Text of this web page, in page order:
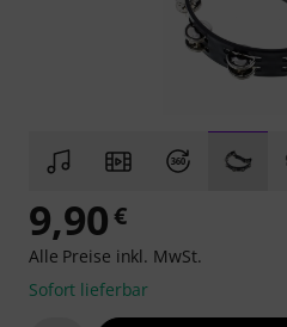
9,90€
Alle Preise inkl. MwSt.
Sofort lieferbar